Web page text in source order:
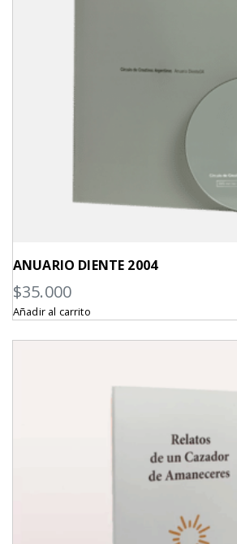
ANUARIO DIENTE 2004
$35.000
Añadir al carrito